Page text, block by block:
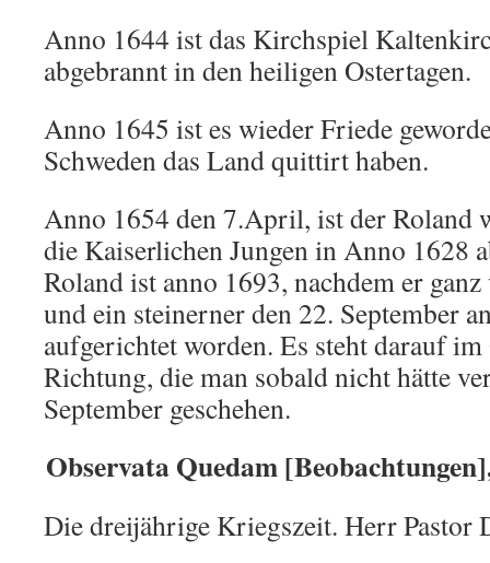
Anno 1644 ist das Kirchspiel
abgebrannt in den heiligen Ostertagen.
Anno 1645 ist es wieder Friede
Schweden das Land quittirt haben.
Anno 1654 den 7.April, ist der Roland
die Kaiserlichen Jungen in Anno 1628
Roland ist anno 1693, nachdem er
und ein steinerner den 22. September
aufgerichtet worden. Es steht darauf
Richtung, die man sobald nicht hätte
September geschehen.
Observata Quedam
Die dreijährige Kriegszeit. Herr Pastor